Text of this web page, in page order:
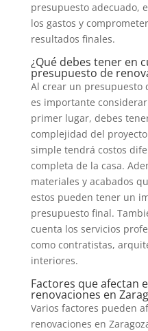
presupuesto adecuado,
los gastos y
resultados finales.
¿Qué debes tener en
presupuesto de
Al crear un presupuesto
es importante
primer lugar, debes
complejidad del
simple tendrá costos
completa de la casa.
materiales y acabados
estos pueden tener un
presupuesto final.
cuenta los servicios
como contratistas,
interiores.
Factores que afectan
renovaciones en
Varios factores pueden
renovaciones en